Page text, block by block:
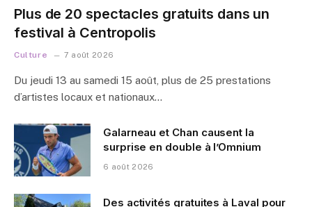
Plus de 20 spectacles gratuits dans un
festival à Centropolis
Culture 7 août 2026
Du jeudi 13 au samedi 15 août, plus de 25 prestations
d’artistes locaux et nationaux…
Galarneau et Chan causent la
surprise en double à l’Omnium
6 août 2026
Des activités gratuites à Laval pour